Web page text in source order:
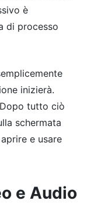
è
di processo
inizierà.
tutto ciò
schermata
e usare
e Audio